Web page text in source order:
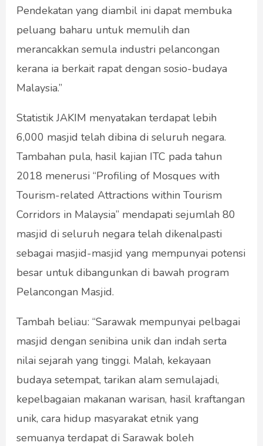
Pendekatan yang diambil ini dapat membuka
peluang baharu untuk memulih dan
merancakkan semula industri pelancongan
kerana ia berkait rapat dengan sosio-budaya
Malaysia.”
Statistik JAKIM menyatakan terdapat lebih
6,000 masjid telah dibina di seluruh negara.
Tambahan pula, hasil kajian ITC pada tahun
2018 menerusi “Profiling of Mosques with
Tourism-related Attractions within Tourism
Corridors in Malaysia” mendapati sejumlah 80
masjid di seluruh negara telah dikenalpasti
sebagai masjid-masjid yang mempunyai potensi
besar untuk dibangunkan di bawah program
Pelancongan Masjid.
Tambah beliau: “Sarawak mempunyai pelbagai
masjid dengan senibina unik dan indah serta
nilai sejarah yang tinggi. Malah, kekayaan
budaya setempat, tarikan alam semulajadi,
kepelbagaian makanan warisan, hasil kraftangan
unik, cara hidup masyarakat etnik yang
semuanya terdapat di Sarawak boleh